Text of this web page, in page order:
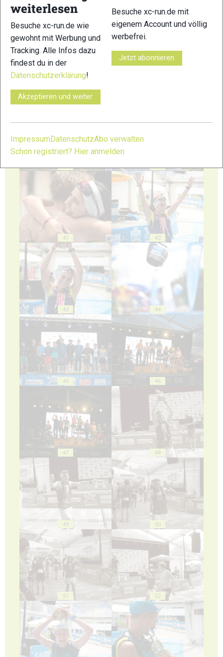
35 36
37
41 42
43 44
45 46
47 48
49 50
51 52
weiterlesen
Besuche xc-run.de wie
gewohnt mit Werbung und
Tracking. Alle Infos dazu
findest du in der
Datenschutzerklärung!
Akzeptieren und weiter
Besuche xc-run.de mit
eigenem Account und völlig
werbefrei.
Jetzt abonnieren
Impressum DatenschutzAbo verwalten
Schon registriert? Hier anmelden